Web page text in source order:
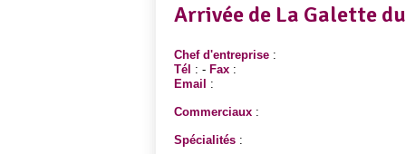
Arrivée de La Galette
Chef d'entreprise :
Tél : - Fax :
Email
:
Commerciaux :
Spécialités :